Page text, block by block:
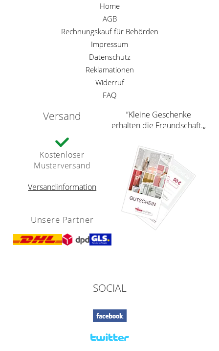
Home
AGB
Rechnungskauf für Behörden
Impressum
Datenschutz
Reklamationen
Widerruf
FAQ
Versand
Kostenloser
Musterversand
Versandinformation
Unsere Partner
”Kleine Geschenke
erhalten die Freundschaft.„
SOCIAL